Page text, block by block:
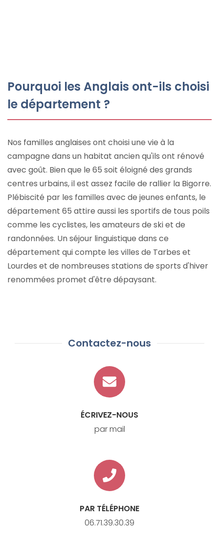
Pourquoi les Anglais ont-ils choisi
le département ?
Nos familles anglaises ont choisi une vie à la
campagne dans un habitat ancien qu'ils ont rénové
avec goût. Bien que le 65 soit éloigné des grands
centres urbains, il est assez facile de rallier la Bigorre.
Plébiscité par les familles avec de jeunes enfants, le
département 65 attire aussi les sportifs de tous poils
comme les cyclistes, les amateurs de ski et de
randonnées. Un séjour linguistique dans ce
département qui compte les villes de Tarbes et
Lourdes et de nombreuses stations de sports d'hiver
renommées promet d'être dépaysant.
Contactez-nous
ÉCRIVEZ-NOUS
par mail
PAR TÉLÉPHONE
06.71.39.30.39